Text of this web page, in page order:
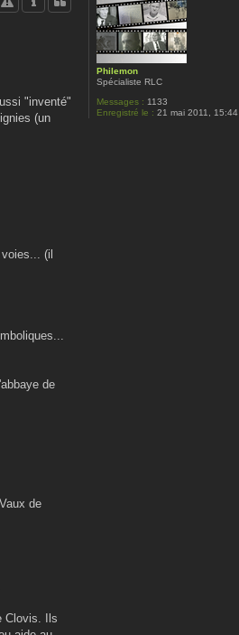
Philemon
Spécialiste RLC
Messages : 1133
Enregistré le : 21 mai 2011, 15:44
"inventé"
(un
(il
de
de
Clovis. Ils